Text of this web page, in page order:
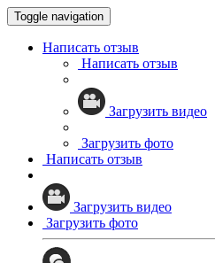
Toggle navigation
Написать отзыв
Написать отзыв
Загрузить видео
Загрузить фото
Написать отзыв
Загрузить видео
Загрузить фото